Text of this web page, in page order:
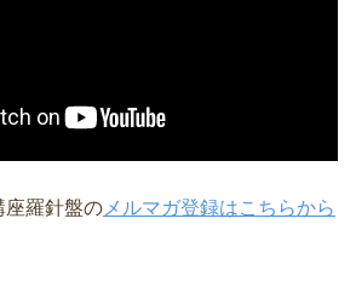
座羅針盤の メルマガ登録はこちらから